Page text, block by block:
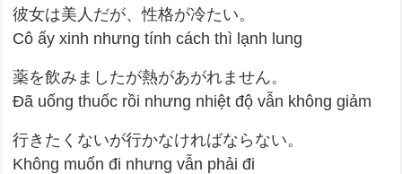
彼女は美人だが、性格が冷たい。
Cô ấy xinh nhưng tính cách thì lạnh lung
薬を飲みましたが熱があがれません。
Đã uống thuốc rồi nhưng nhiệt độ vẫn không giảm
行きたくないが行かなければならない。
Không muốn đi nhưng vẫn phải đi